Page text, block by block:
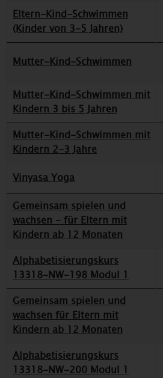
Eltern-Kind-Schwimmen
(Kinder von 3-5 Jahren)
Mutter-Kind-Schwimmen
Mutter-Kind-Schwimmen mit
Kindern 3 bis 5 Jahren
Mutter-Kind-Schwimmen mit
Kindern 2-3 Jahre
Vinyasa Yoga
Gemeinsam spielen und
wachsen - für Eltern mit
Kindern ab 12 Monaten
Alphabetisierungskurs
13318-NW-198 Modul 1
Gemeinsam spielen und
wachsen für Eltern mit
Kindern ab 12 Monaten
Alphabetisierungskurs
13318-NW-200 Modul 1